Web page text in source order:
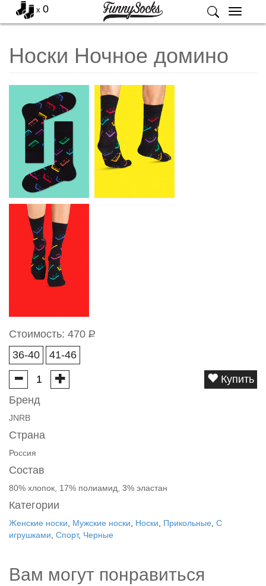
Меню
x 0
Носки Ночное домино
Стоимость: 470 Р
36-40
41-46
Купить
Бренд
JNRB
Страна
Россия
Состав
80% хлопок, 17% полиамид, 3% эластан
Категории
Женские носки Мужские носки Носки Прикольные С
игрушками Спорт, Черные
Вам могут понравиться